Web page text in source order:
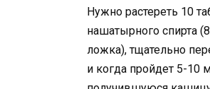
Нужно растереть 10
нашатырного спирта
ложка), тщательно
и когда пройдет 5-10